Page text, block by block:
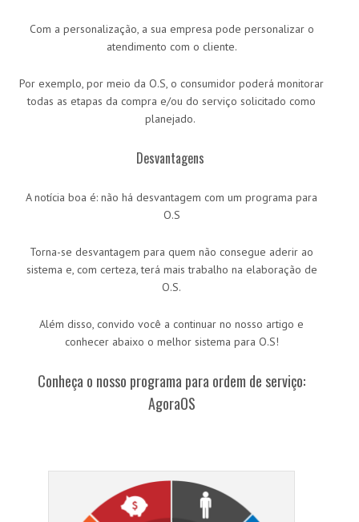
Com a personalização, a sua empresa pode personalizar o
atendimento com o cliente.
Por exemplo, por meio da O.S, o consumidor poderá monitorar
todas as etapas da compra e/ou do serviço solicitado como
planejado.
Desvantagens
A notícia boa é: não há desvantagem com um programa para
O.S
Torna-se desvantagem para quem não consegue aderir ao
sistema e, com certeza, terá mais trabalho na elaboração de
O.S.
Além disso, convido você a continuar no nosso artigo e
conhecer abaixo o melhor sistema para O.S!
Conheça o nosso programa para ordem de serviço:
AgoraOS